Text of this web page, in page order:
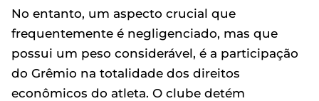
No entanto, um aspecto crucial que
frequentemente é negligenciado, mas que
possui um peso considerável, é a participação
do Grêmio na totalidade dos direitos
econômicos do atleta. O clube detém